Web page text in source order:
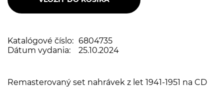
Katalógové číslo: 6804735
Dátum vydania:
25.10.2024
Remasterovaný set nahrávek z let 1941-1951 na CD